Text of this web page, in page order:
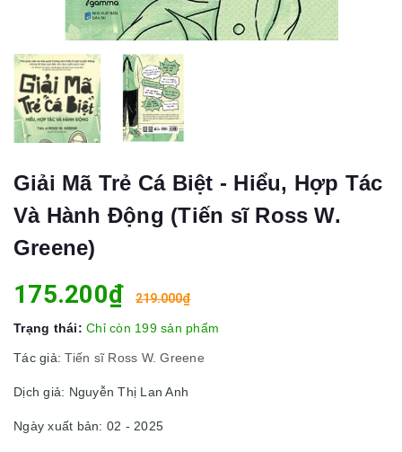
Giải Mã Trẻ Cá Biệt - Hiểu, Hợp Tác
Và Hành Động (Tiến sĩ Ross W.
Greene)
175.200₫ 219.000₫
Trạng thái: Chỉ còn 199 sản phẩm
Tác giả:Tiến sĩ Ross W. Greene
Dịch giả: Nguyễn Thị Lan Anh
Ngày xuất bản: 02 - 2025